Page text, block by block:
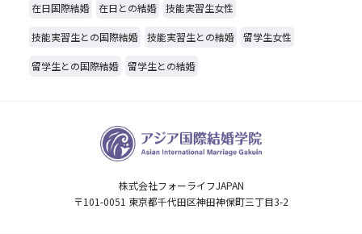
在日国際結婚 在日との結婚 技能実習生女性
技能実習生との国際結婚 技能実習生との結婚 留学生女性
留学生との国際結婚 留学生との結婚
株式会社フォーライフJAPAN
〒101-0051 東京都千代田区神田神保町三丁目3-2